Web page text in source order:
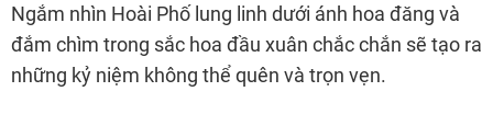
Ngắm nhìn Hoài Phố lung linh dưới ánh hoa đăng và
đắm chìm trong sắc hoa đầu xuân chắc chắn sẽ tạo ra
những kỷ niệm không thể quên và trọn vẹn.